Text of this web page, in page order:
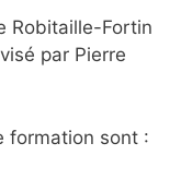
Robitaille-Fortin
par Pierre
formation sont :